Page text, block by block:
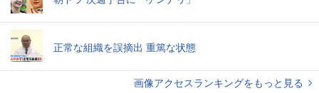
正常な組織を誤摘出 重篤な状態
画像アクセスランキングをもっと見る